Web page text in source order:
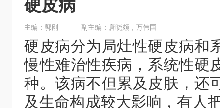
硬皮病
主编：郭刚 副主编：唐晓颇，万伟国
硬皮病分为局灶性硬皮病和
慢性难治性疾病，系统性硬
种。该病不但累及皮肤，还
及生命构成较大影响，有人